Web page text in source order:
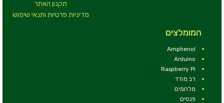
תקנון האתר
מדיניות פרטיות ותנאי שימוש
המומלצים
Amphenol
Arduino
Raspberry Pi
רב מודד
מלחמים
פנסים